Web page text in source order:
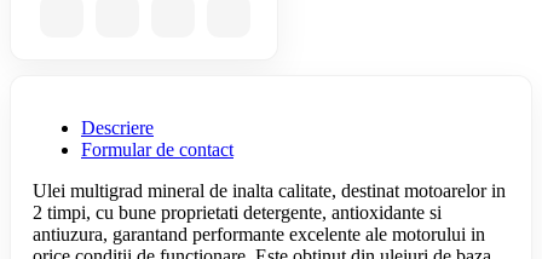
Descriere
Formular de contact
Ulei multigrad mineral de inalta calitate, destinat motoarelor in
2 timpi, cu bune proprietati detergente, antioxidante si
antiuzura, garantand performante excelente ale motorului in